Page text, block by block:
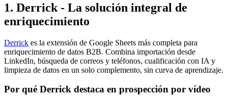
1. Derrick - La solución integral de
enriquecimiento
Derrick es la extensión de Google Sheets más completa para
enriquecimiento de datos B2B. Combina importación desde
LinkedIn, búsqueda de correos y teléfonos, cualificación con IA y
limpieza de datos en un solo complemento, sin curva de aprendizaje.
Por qué Derrick destaca en prospección por vídeo